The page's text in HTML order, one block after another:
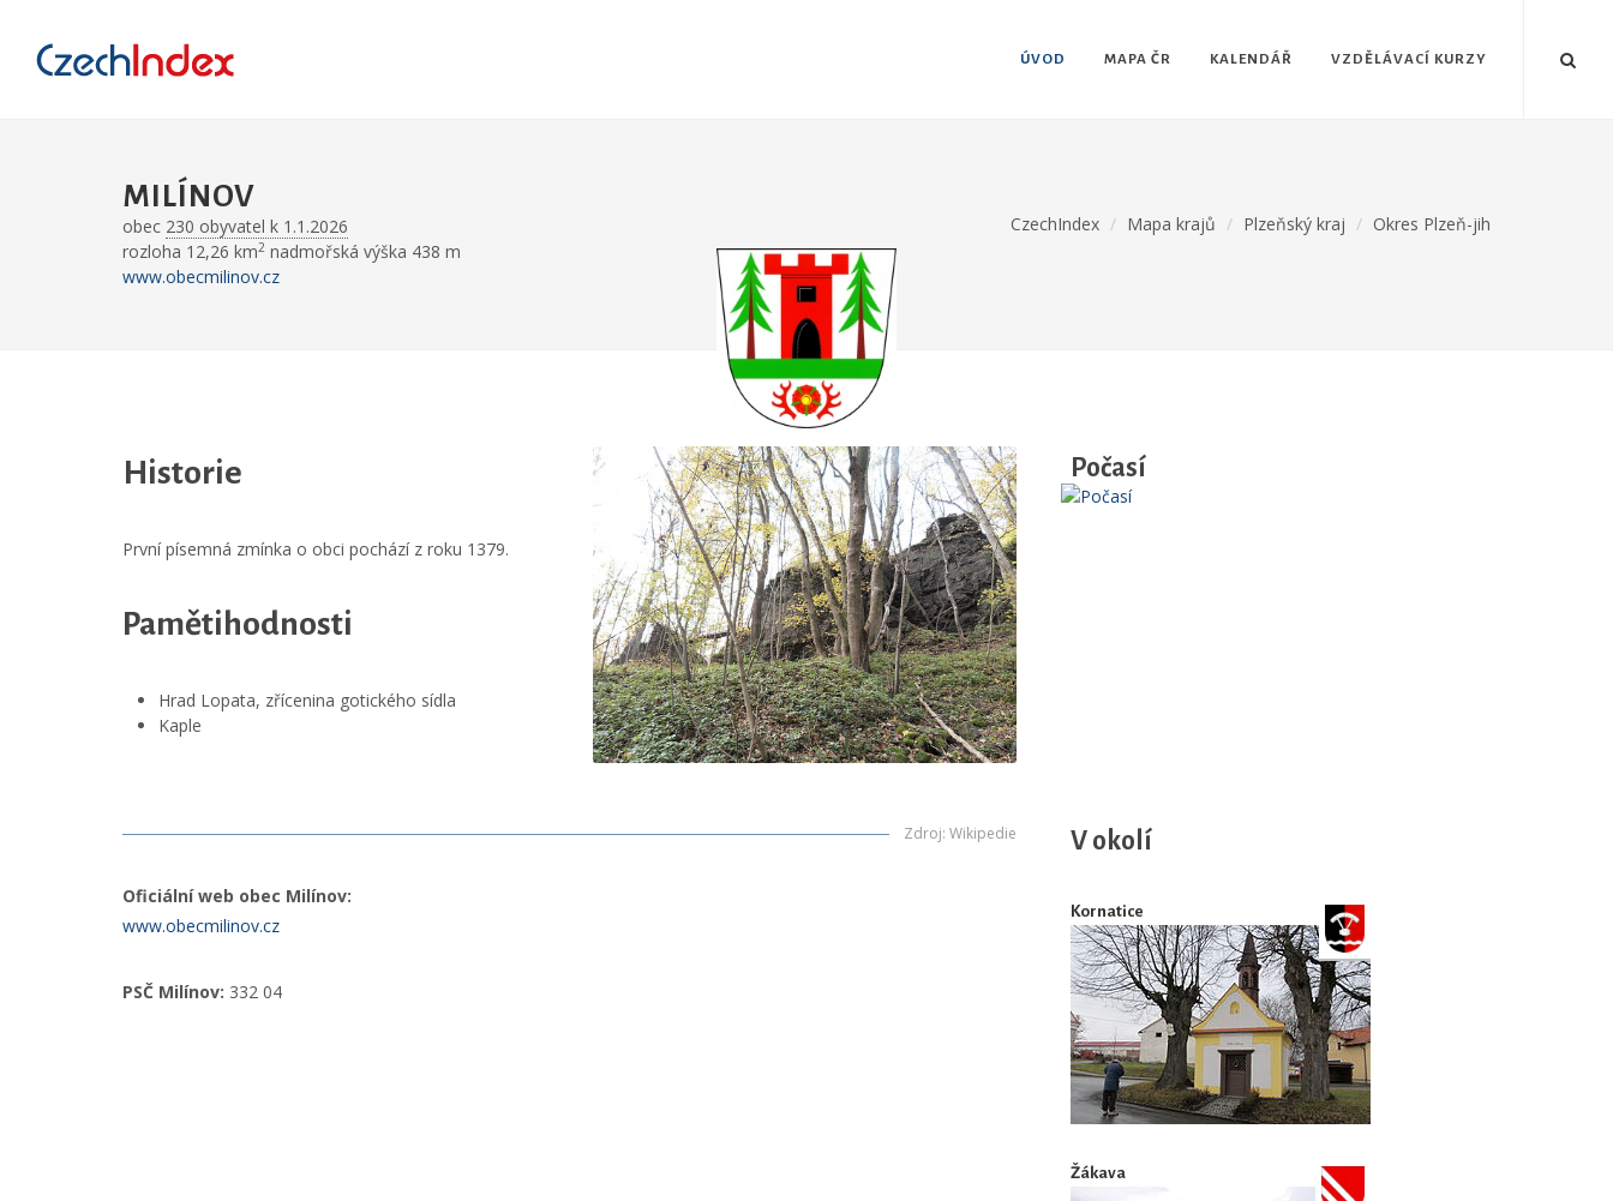
ÚVOD MAPA ČR KALENDÁŘ VZDĚLÁVACÍ KURZY
MILÍNOV
obec 230 obyvatel k 1.1.2026
rozloha 12,26 km2 nadmořská výška 438 m
www.obecmilinov.cz
CzechIndex Mapa krajů Plzeňský kraj Okres Plzeň-jih
Historie
První písemná zmínka o obci pochází z roku 1379.
Pamětihodnosti
Hrad Lopata, zřícenina gotického sídla
Kaple
Zdroj: Wikipedie
Oficiální web obec Milínov:
www.obecmilinov.cz
PSČ Milínov: 332 04
Počasí
V okolí
Kornatice
Žákava